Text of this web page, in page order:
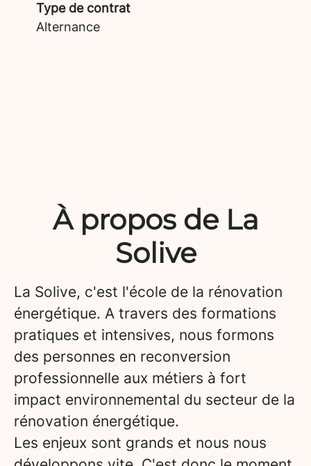
Type de contrat
Alternance
À propos de La
Solive
La Solive, c'est l'école de la rénovation
énergétique. A travers des formations
pratiques et intensives, nous formons
des personnes en reconversion
professionnelle aux métiers à fort
impact environnemental du secteur de la
rénovation énergétique.
Les enjeux sont grands et nous nous